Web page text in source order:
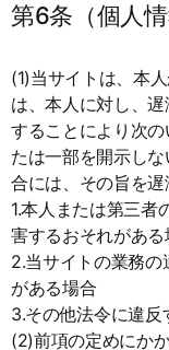
第6条（個人情
(1)当サイトは、本
は、本人に対し、
することにより次
たは一部を開示し
合には、その旨を遅
1.本人または第三者
害するおそれがある
2.当サイトの業務
がある場合
3.その他法令に違
(2)前項の定めにか